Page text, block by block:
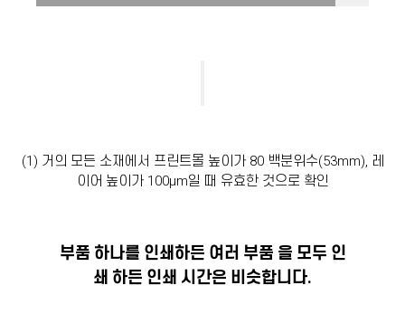
(1) 거의 모든 소재에서 프린트몰 높이가 80 백분위수(53mm), 레
이어 높이가 100µm일 때 유효한 것으로 확인
부품 하나를 인쇄하든 여러 부품 을 모두 인
쇄 하든 인쇄 시간은 비슷합니다.